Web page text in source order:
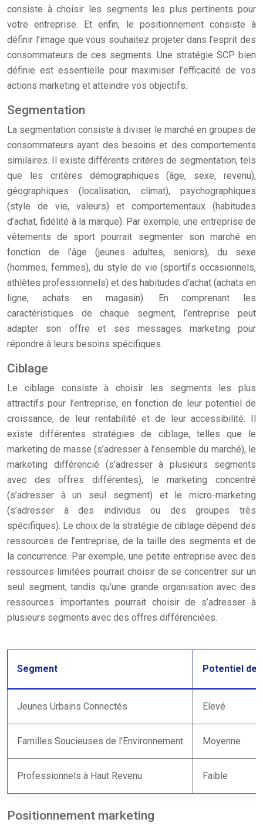
consiste à choisir les segments les plus pertinents pour
votre entreprise. Et enfin, le positionnement consiste à
définir l’image que vous souhaitez projeter dans l’esprit des
consommateurs de ces segments. Une stratégie SCP bien
définie est essentielle pour maximiser l’efficacité de vos
actions marketing et atteindre vos objectifs.
Segmentation
La segmentation consiste à diviser le marché en groupes de
consommateurs ayant des besoins et des comportements
similaires. Il existe différents critères de segmentation, tels
que les critères démographiques (âge, sexe, revenu),
géographiques (localisation, climat), psychographiques
(style de vie, valeurs) et comportementaux (habitudes
d’achat, fidélité à la marque). Par exemple, une entreprise de
vêtements de sport pourrait segmenter son marché en
fonction de l’âge (jeunes adultes, seniors), du sexe
(hommes, femmes), du style de vie (sportifs occasionnels,
athlètes professionnels) et des habitudes d’achat (achats en
ligne, achats en magasin). En comprenant les
caractéristiques de chaque segment, l’entreprise peut
adapter son offre et ses messages marketing pour
répondre à leurs besoins spécifiques.
Ciblage
Le ciblage consiste à choisir les segments les plus
attractifs pour l’entreprise, en fonction de leur potentiel de
croissance, de leur rentabilité et de leur accessibilité. Il
existe différentes stratégies de ciblage, telles que le
marketing de masse (s’adresser à l’ensemble du marché), le
marketing différencié (s’adresser à plusieurs segments
avec des offres différentes), le marketing concentré
(s’adresser à un seul segment) et le micro-marketing
(s’adresser à des individus ou des groupes très
spécifiques). Le choix de la stratégie de ciblage dépend des
ressources de l’entreprise, de la taille des segments et de
la concurrence. Par exemple, une petite entreprise avec des
ressources limitées pourrait choisir de se concentrer sur un
seul segment, tandis qu’une grande organisation avec des
ressources importantes pourrait choisir de s’adresser à
plusieurs segments avec des offres différenciées.
Segment Potentiel de
Jeunes Urbains Connectés Elevé
Familles Soucieuses de l’Environnement Moyenne
Professionnels à Haut Revenu Faible
Positionnement marketing